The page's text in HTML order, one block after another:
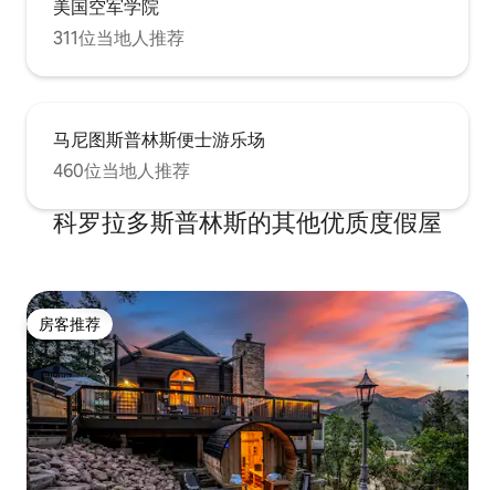
美国空军学院
311位当地人推荐
马尼图斯普林斯便士游乐场
460位当地人推荐
科罗拉多斯普林斯的其他优质度假屋
房客推荐
房客推荐